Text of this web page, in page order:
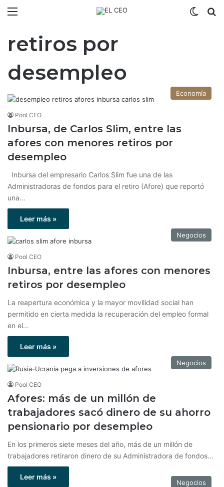
retiros por
desempleo
Economía
Pool CEO
Inbursa, de Carlos Slim, entre las
afores con menores retiros por
desempleo
Inbursa del empresario Carlos Slim fue una de las
Administradoras de fondos para el retiro (Afore) que reportó
una…
Leer más »
Negocios
Pool CEO
Inbursa, entre las afores con menores
retiros por desempleo
La reapertura económica y la mayor movilidad social han
permitido en cierta medida la recuperación del empleo formal
en el…
Leer más »
Negocios
Pool CEO
Afores: más de un millón de
trabajadores sacó dinero de su ahorro
pensionario por desempleo
En los primeros siete meses del año, más de un millón de
trabajadores retiraron dinero de su Administradora de fondos…
Leer más »
Negocios